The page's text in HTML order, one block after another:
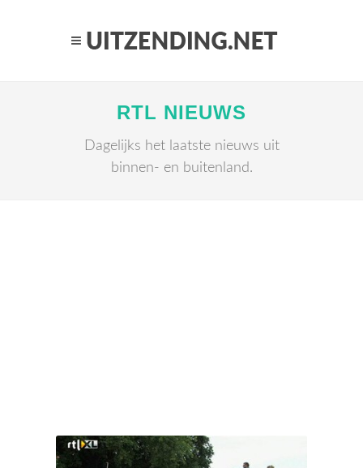
RTL NIEUWS
Dagelijks het laatste nieuws uit
binnen- en buitenland.